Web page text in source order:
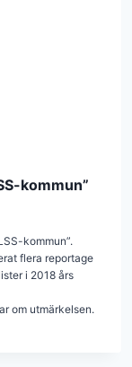
kommun”
kommun”.
flera reportage
i 2018 års
om utmärkelsen.